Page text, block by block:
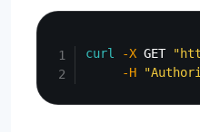
curl -X GET
-H